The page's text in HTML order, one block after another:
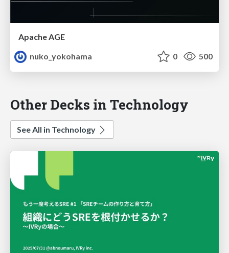
Apache AGE
nuko_yokohama
0 500
Other Decks in Technology
See All in Technology